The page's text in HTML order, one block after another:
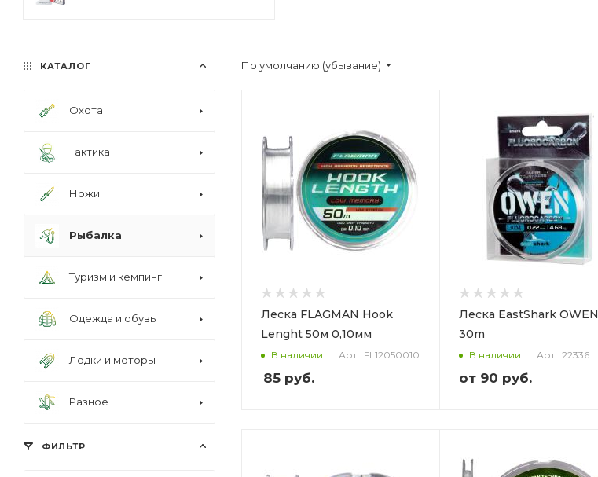
По умолчанию (убывание)
Леска FLAGMAN Hook
Lenght 50м 0,10мм
В наличии Арт.: FL12050010
85 руб.
Леска EastShark OWEN
30m
В наличии Арт.: 22336
от 90 руб.
КАТАЛОГ
Охота
Тактика
Ножи
Рыбалка
Туризм и кемпинг
Одежда и обувь
Лодки и моторы
Разное
ФИЛЬТР